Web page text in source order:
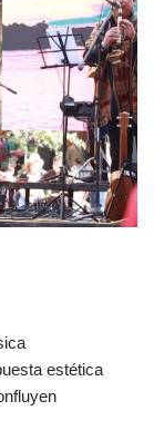
estética